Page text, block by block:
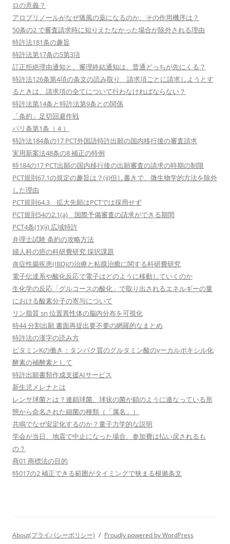
ロの意義？
アロプリノールがなぜ痛風の薬になるのか、その作用機序は？
50条の2 で審査請求時に知りえたなかった場合が除外される理由
特許法181条の趣旨
特許法第17条の5第3項
訂正拒絶理由通知と、審理終結通知は、普通どっちが先にくる？
特許法126条第4項の条文の読み取り 請求項ごとに請求しようとす
るときは、請求項の全てについて行わなければならない？
特許法第14条と特許法第9条との関係
「条約」足切回避作戦
パリ条第1条（４）
特許法184条の17 PCT外国語特許出願の国内移行後の審査請求
実用新案法48条の8 補正の特例
特184の17 PCT出願の国内移行後の出願審査の請求の時期の制限
PCT規則67.1の規定の趣旨は？(ii)但し書きで、微生物学的方法を除外
した理由
PCT規則64.3 拡大先願はPCTでは採用せず
PCT規則54の2.1(a) 国際予備審査の請求ができる期間
PCT4条(1)(ii) 広域特許
弁理士試験 条約の攻略方法
婦人科の癌の科研費研究 採択課題
炎症性腸疾患(IBD)の治療と粘膜治癒に関する科研費研究
電子伝達系や酸化反応で電子はどのように移動していくのか
生化学の反応「グルコースの酸化」で取り出されるエネルギーの量
における酸素分子の寄与について
リン脂質 sn 位置異性体の脳内分布を可視化
特44 分割出願 書面再提出要不要の網羅的なまとめ
特許法の漢字の読み方
ビタミンKの働き：タンパク質のグルタミン酸のγーカルボキシル化
酵素の補酵素として
特許出願書類作成支援AIサービス
新生児メレナとは
レンサ球菌とは？連鎖球菌、球状の菌が鎖のように連なっている形
態から命名された細菌の種類（「属名」）
共鳴でなぜ安定化するのか？量子力学的な説明
学会が当日、地震で中止になった場合、参加費は払い戻されるも
の？
商01 商標法の目的
特017の2 補正できる範囲がタイミングで狭まる根拠条文
About(プライバシーポリシー) Proudly powered by WordPress